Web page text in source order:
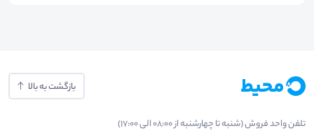
بازگشت به بالا
تلفن واحد فروش (شنبه تا چهارشنبه از 08:00 الی 17:00)